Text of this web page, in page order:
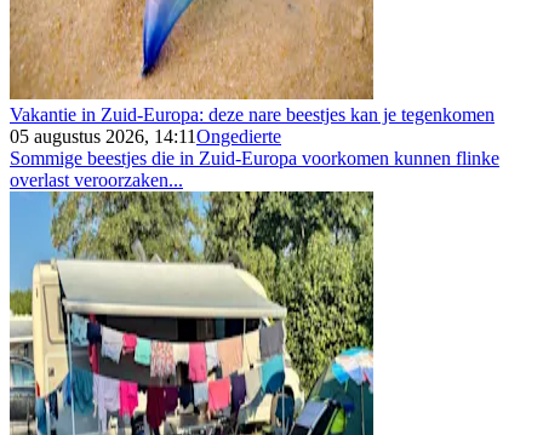
Vakantie in Zuid-Europa: deze nare beestjes kan je tegenkomen
05 augustus 2026, 14:11Ongedierte
Sommige beestjes die in Zuid-Europa voorkomen kunnen flinke
overlast veroorzaken...